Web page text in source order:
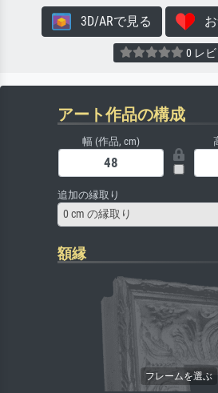
3D/ARで見る お
0 レ
アート作品の構成
幅 (作品, cm)
追加の縁取り
0 cm の縁取り
額縁